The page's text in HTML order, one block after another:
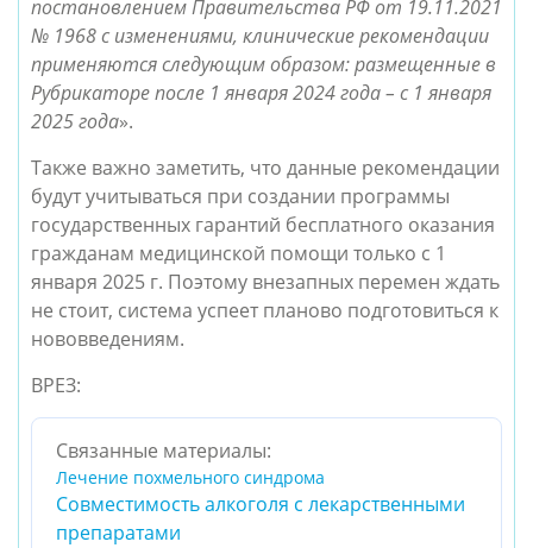
постановлением Правительства РФ от 19.11.2021
№ 1968 с изменениями, клинические рекомендации
применяются следующим образом: размещенные в
Рубрикаторе после 1 января 2024 года – с 1 января
2025 года».
Также важно заметить, что данные рекомендации
будут учитываться при создании программы
государственных гарантий бесплатного оказания
гражданам медицинской помощи только с 1
января 2025 г. Поэтому внезапных перемен ждать
не стоит, система успеет планово подготовиться к
нововведениям.
ВРЕЗ:
Связанные материалы:
Лечение похмельного синдрома
Совместимость алкоголя с лекарственными
препаратами